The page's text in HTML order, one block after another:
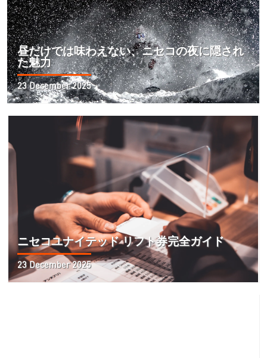
昼だけでは味わえない、ニセコの夜に隠され
た魅力
23 December 2025
ニセコユナイテッド リフト券完全ガイド
23 December 2025